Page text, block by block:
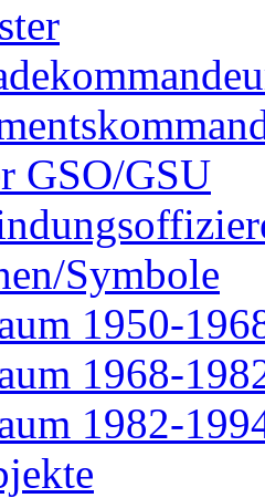
GSO/GSU
Symbole
1950-
1968-
1982-